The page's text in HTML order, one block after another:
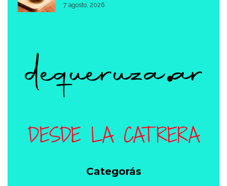
7 agosto, 2026
Categorás